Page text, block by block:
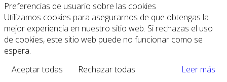
Preferencias de usuario sobre las cookies
Utilizamos cookies para asegurarnos de que obtengas la
mejor experiencia en nuestro sitio web. Si rechazas el uso
de cookies, este sitio web puede no funcionar como se
espera.
Aceptar todas
Rechazar todas
Leer más